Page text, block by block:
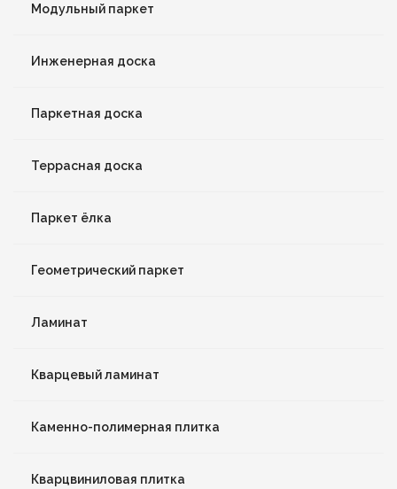
Модульный паркет
Инженерная доска
Паркетная доска
Террасная доска
Паркет ёлка
Геометрический паркет
Ламинат
Кварцевый ламинат
Каменно-полимерная плитка
Кварцвиниловая плитка